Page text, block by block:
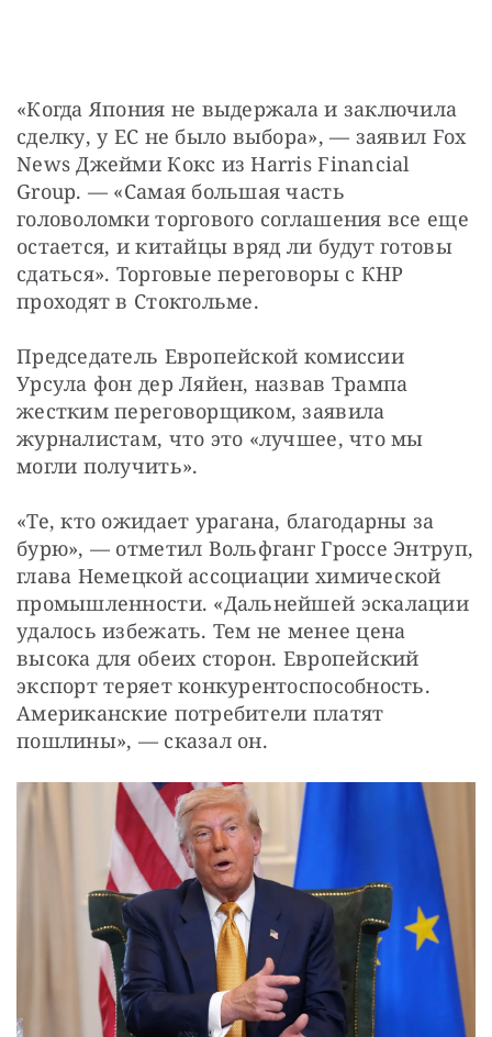
«Когда Япония не выдержала и заключила
сделку, у ЕС не было выбора», — заявил Fox
News Джейми Кокс из Harris Financial
Group. — «Самая большая часть
головоломки торгового соглашения все еще
остается, и китайцы вряд ли будут готовы
сдаться». Торговые переговоры с КНР
проходят в Стокгольме.
Председатель Европейской комиссии
Урсула фон дер Ляйен, назвав Трампа
жестким переговорщиком, заявила
журналистам, что это «лучшее, что мы
могли получить».
«Те, кто ожидает урагана, благодарны за
бурю», — отметил Вольфганг Гроссе Энтруп,
глава Немецкой ассоциации химической
промышленности. «Дальнейшей эскалации
удалось избежать. Тем не менее цена
высока для обеих сторон. Европейский
экспорт теряет конкурентоспособность.
Американские потребители платят
пошлины», — сказал он.